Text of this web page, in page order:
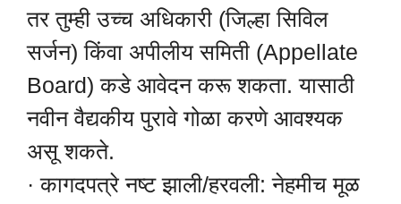
तर तुम्ही उच्च अधिकारी (जिल्हा सिविल
सर्जन) किंवा अपीलीय समिती (Appellate
Board) कडे आवेदन करू शकता. यासाठी
नवीन वैद्यकीय पुरावे गोळा करणे आवश्यक
असू शकते.
· कागदपत्रे नष्ट झाली/हरवली: नेहमीच मूळ